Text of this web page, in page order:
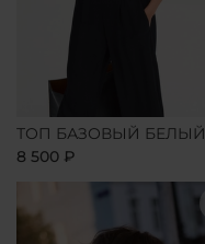
ТОП БАЗОВЫЙ БЕЛЫЙ
8 500 ₽